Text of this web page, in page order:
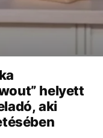
helyett
aki